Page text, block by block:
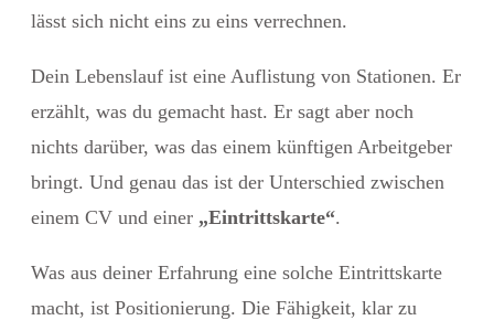
lässt sich nicht eins zu eins verrechnen.
Dein Lebenslauf ist eine Auflistung von Stationen. Er
erzählt, was du gemacht hast. Er sagt aber noch
nichts darüber, was das einem künftigen Arbeitgeber
bringt. Und genau das ist der Unterschied zwischen
einem CV und einer „Eintrittskarte“.
Was aus deiner Erfahrung eine solche Eintrittskarte
macht, ist Positionierung. Die Fähigkeit, klar zu